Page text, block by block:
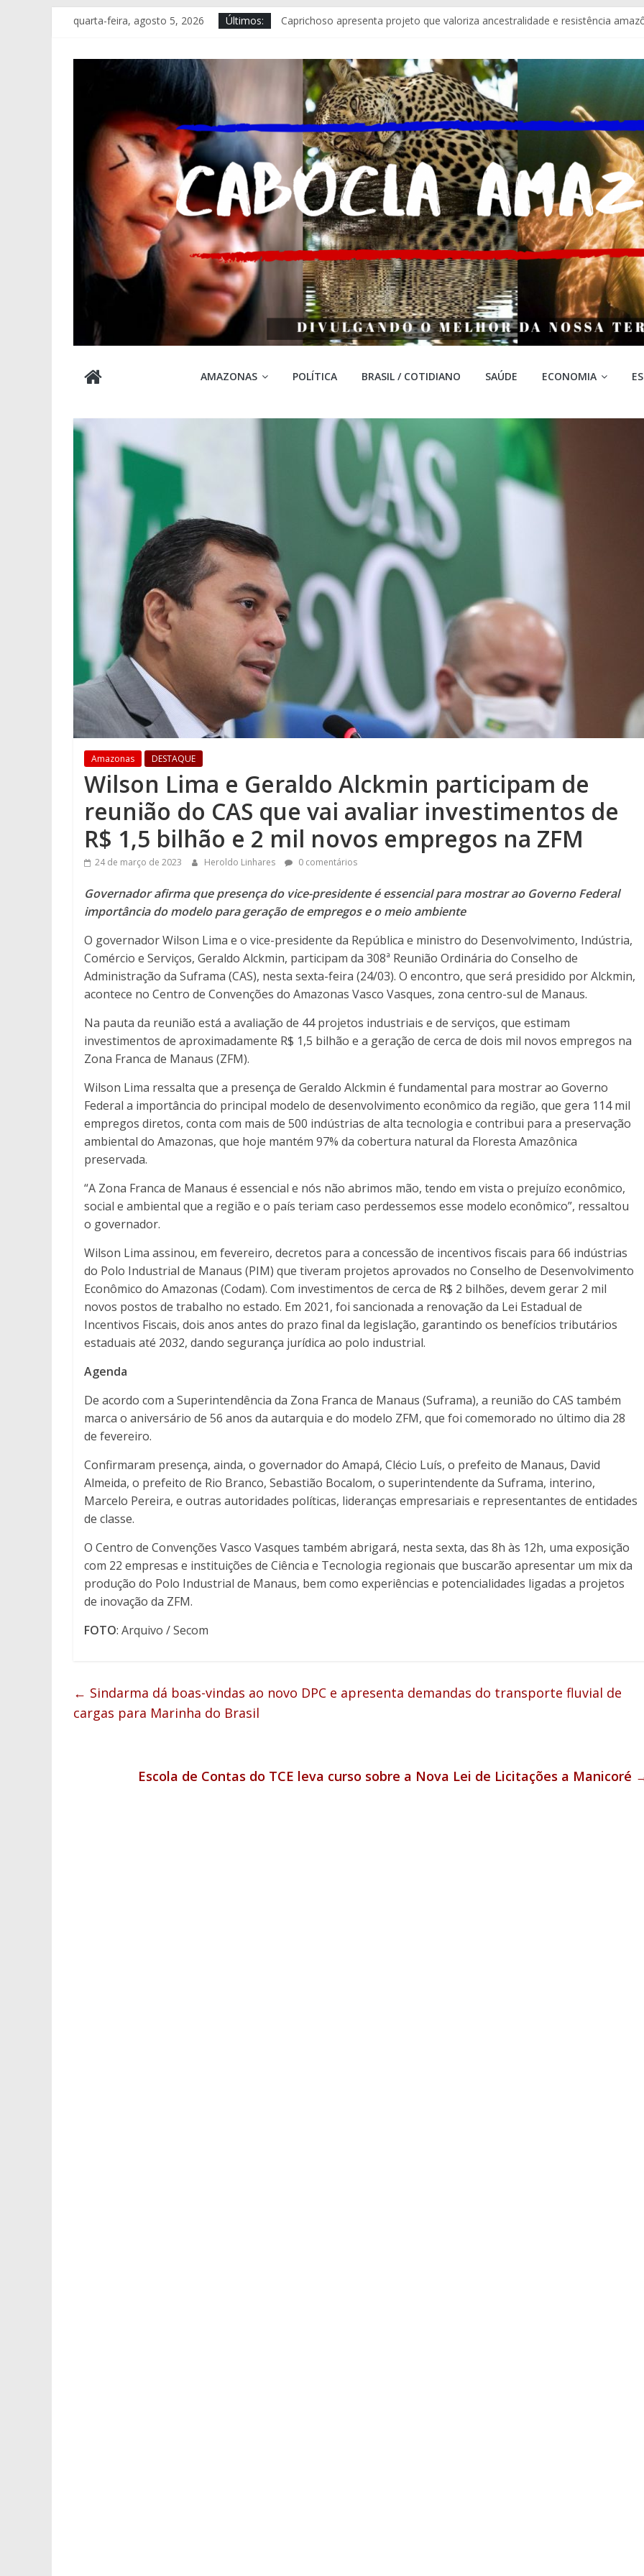
Pularquarta-feira, agosto 5, 2026 Últimos:
Caprichoso apresenta projeto que valoriza ancestralidade e resistência
PC-AM amplia atendimento policial com Delegacia do Turista no
Turistas se emocionam com Ladainha do Boi Garantido na Baixa
Cabocla
AMAZONAS POLÍTICA BRASIL / COTIDIANO SAÚDE ECONOMIA
Amazonas DESTAQUE
Wilson Lima e Geraldo Alckmin participam de
reunião do CAS que vai avaliar investimentos de
R$ 1,5 bilhão e 2 mil novos empregos na ZFM
24 de março de 2023 Heroldo Linhares 0 comentários
Governador afirma que presença do vice-presidente é essencial para mostrar ao Governo Federal
importância do modelo para geração de empregos e o meio ambiente
O governador Wilson Lima e o vice-presidente da República e ministro do Desenvolvimento, Indústria,
Comércio e Serviços, Geraldo Alckmin, participam da 308ª Reunião Ordinária do Conselho de
Administração da Suframa (CAS), nesta sexta-feira (24/03). O encontro, que será presidido por Alckmin,
acontece no Centro de Convenções do Amazonas Vasco Vasques, zona centro-sul de Manaus.
Na pauta da reunião está a avaliação de 44 projetos industriais e de serviços, que estimam
investimentos de aproximadamente R$ 1,5 bilhão e a geração de cerca de dois mil novos empregos na
Zona Franca de Manaus (ZFM).
Wilson Lima ressalta que a presença de Geraldo Alckmin é fundamental para mostrar ao Governo
Federal a importância do principal modelo de desenvolvimento econômico da região, que gera 114 mil
empregos diretos, conta com mais de 500 indústrias de alta tecnologia e contribui para a preservação
ambiental do Amazonas, que hoje mantém 97% da cobertura natural da Floresta Amazônica
preservada.
“A Zona Franca de Manaus é essencial e nós não abrimos mão, tendo em vista o prejuízo econômico,
social e ambiental que a região e o país teriam caso perdessemos esse modelo econômico”, ressaltou
o governador.
Wilson Lima assinou, em fevereiro, decretos para a concessão de incentivos fiscais para 66 indústrias
do Polo Industrial de Manaus (PIM) que tiveram projetos aprovados no Conselho de Desenvolvimento
Econômico do Amazonas (Codam). Com investimentos de cerca de R$ 2 bilhões, devem gerar 2 mil
novos postos de trabalho no estado. Em 2021, foi sancionada a renovação da Lei Estadual de
Incentivos Fiscais, dois anos antes do prazo final da legislação, garantindo os benefícios tributários
estaduais até 2032, dando segurança jurídica ao polo industrial.
Agenda
De acordo com a Superintendência da Zona Franca de Manaus (Suframa), a reunião do CAS também
marca o aniversário de 56 anos da autarquia e do modelo ZFM, que foi comemorado no último dia 28
de fevereiro.
Confirmaram presença, ainda, o governador do Amapá, Clécio Luís, o prefeito de Manaus, David
Almeida, o prefeito de Rio Branco, Sebastião Bocalom, o superintendente da Suframa, interino,
Marcelo Pereira, e outras autoridades políticas, lideranças empresariais e representantes de entidades
de classe.
O Centro de Convenções Vasco Vasques também abrigará, nesta sexta, das 8h às 12h, uma exposição
com 22 empresas e instituições de Ciência e Tecnologia regionais que buscarão apresentar um mix da
produção do Polo Industrial de Manaus, bem como experiências e potencialidades ligadas a projetos
de inovação da ZFM.
FOTO: Arquivo / Secom
← Sindarma dá boas-vindas ao novo DPC e apresenta demandas do transporte fluvial de
cargas para Marinha do Brasil
Escola de Contas do TCE leva curso sobre a Nova Lei de Licitações a Manicoré